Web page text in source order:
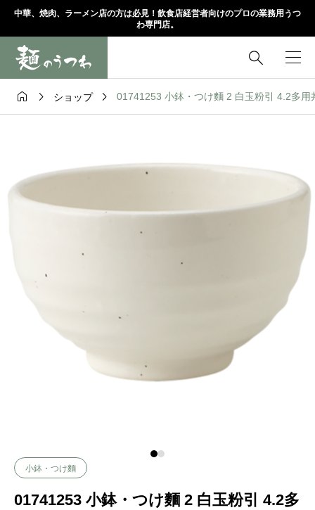
中華、焼肉、ラーメン店の方は必見！飲食店経営者向けのプロの業務用うつ
わ専門店。

  ショップ  01741253 小鉢・つけ麵 2 白玉粉引 4.2多
小鉢・つけ麵
01741253 小鉢・つけ麵 2 白玉粉引 4.2多